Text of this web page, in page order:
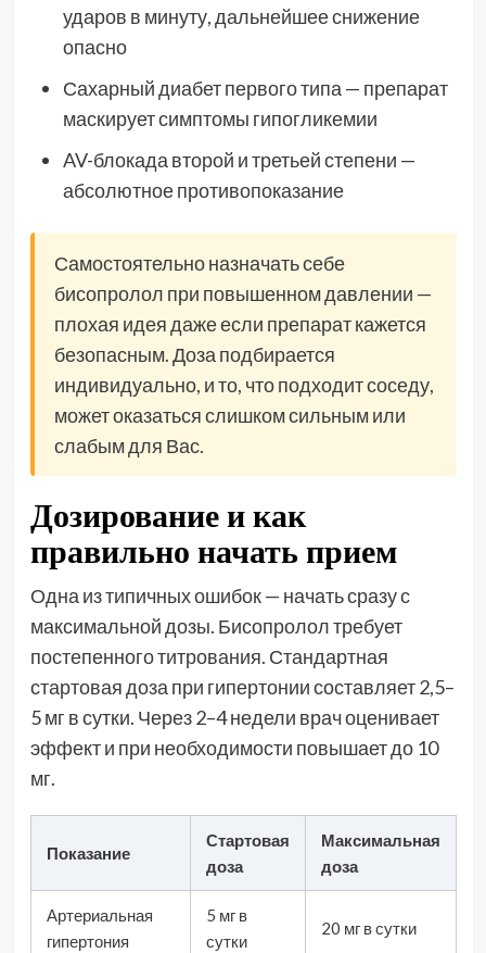
ударов в минуту, дальнейшее снижение
опасно
Сахарный диабет первого типа — препарат
маскирует симптомы гипогликемии
AV-блокада второй и третьей степени —
абсолютное противопоказание
Самостоятельно назначать себе
бисопролол при повышенном давлении —
плохая идея даже если препарат кажется
безопасным. Доза подбирается
индивидуально, и то, что подходит соседу,
может оказаться слишком сильным или
слабым для Вас.
Дозирование и как
правильно начать прием
Одна из типичных ошибок — начать сразу с
максимальной дозы. Бисопролол требует
постепенного титрования. Стандартная
стартовая доза при гипертонии составляет 2,5–
5 мг в сутки. Через 2–4 недели врач оценивает
эффект и при необходимости повышает до 10
мг.
Показание
Стартовая
доза
Максимальная
доза
Артериальная
гипертония
5 мг в
сутки
20 мг в сутки